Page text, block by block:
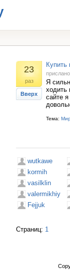
23
раз
Вверх
Купить
Я
ходить
сайте
Тема:
wutkawe
kormih
vasilklin
valermikhiy
Fejjuk
Страниц: 1